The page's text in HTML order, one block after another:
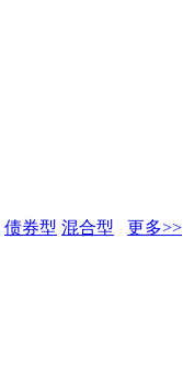
债券型 混合型
更多>>